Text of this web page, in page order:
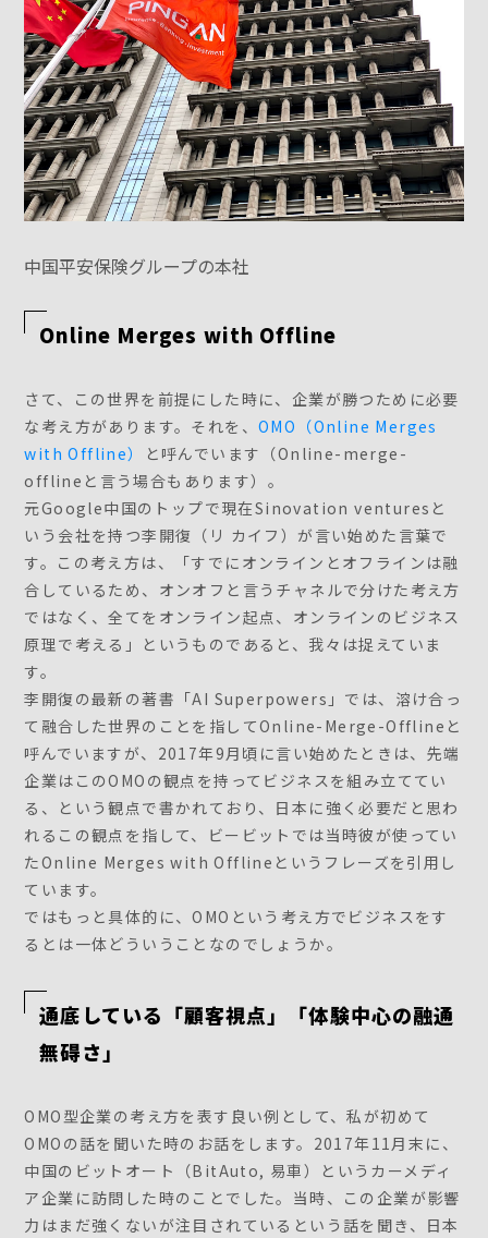
中国平安保険グループの本社
Online Merges with Offline
さて、この世界を前提にした時に、企業が勝つために必要
な考え方があります。それを、OMO（Online Merges
with Offline）
と呼んでいます（Online-merge-
offlineと言う場合もあります）。
元Google中国のトップで現在Sinovation venturesと
いう会社を持つ李開復（リ カイフ）が言い始めた言葉で
す。この考え方は、「すでにオンラインとオフラインは融
合しているため、オンオフと言うチャネルで分けた考え方
ではなく、全てをオンライン起点、オンラインのビジネス
原理で考える」というものであると、我々は捉えていま
す。
李開復の最新の著書「AI Superpowers」では、溶け合っ
て融合した世界のことを指してOnline-Merge-Offlineと
呼んでいますが、2017年9月頃に言い始めたときは、先端
企業はこのOMOの観点を持ってビジネスを組み立ててい
る、という観点で書かれており、日本に強く必要だと思わ
れるこの観点を指して、ビービットでは当時彼が使ってい
たOnline Merges with Offlineというフレーズを引用し
ています。
ではもっと具体的に、OMOという考え方でビジネスをす
るとは一体どういうことなのでしょうか。
通底している「顧客視点」「体験中心の融通
無碍さ」
OMO型企業の考え方を表す良い例として、私が初めて
OMOの話を聞いた時のお話をします。2017年11月末に、
中国のビットオート（BitAuto, 易車）というカーメディ
ア企業に訪問した時のことでした。当時、この企業が影響
力はまだ強くないが注目されているという話を聞き、日本